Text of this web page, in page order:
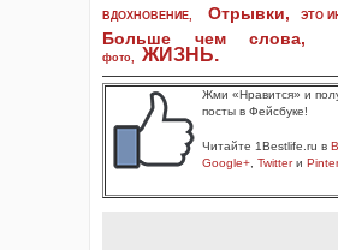
ВДОХНОВЕНИЕ, Отрывки, ЭТО
Больше чем слова,
фото, ЖИЗНЬ.
Жми «Нравится» и
посты в Фейсбуке!
Читайте 1Bestlife.ru в
Google+ Twitterи